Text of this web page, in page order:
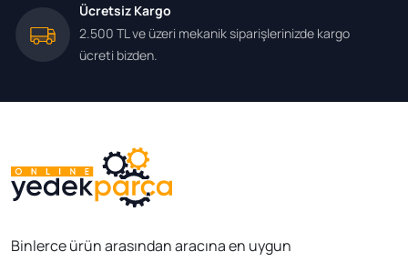
Ücretsiz Kargo
2.500 TL ve üzeri mekanik siparişlerinizde kargo
ücreti bizden.
Binlerce ürün arasından aracına en uygun